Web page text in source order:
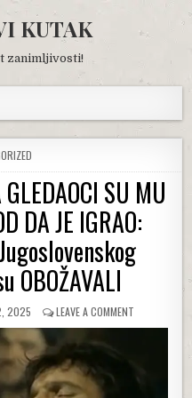
KUTAK
zanimljivosti!
SU MU
DA JE IGRAO:
OBOŽAVALI
2025 LEAVE A COMMENT
IMAO
GLEDAOCI